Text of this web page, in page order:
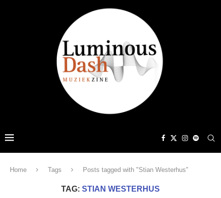
Home Tags Posts tagged with "Stian Westerhus"
TAG: STIAN WESTERHUS